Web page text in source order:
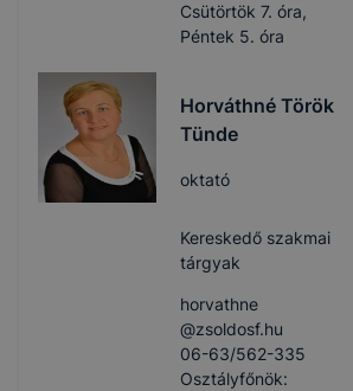
Csütörtök 7. óra,
Péntek 5. óra
Horváthné Török
Tünde
oktató
Kereskedő szakmai
tárgyak
horvathne​
@zsoldosf.hu
06-63/562-335
Osztályfőnök: